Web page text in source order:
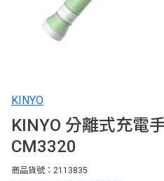
KINYO
KINYO 分離式充電
CM3320
商品貨號：2113835